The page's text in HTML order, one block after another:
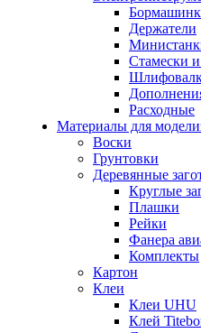
Держатели
Стамески
Расходные
Материалы для
Воски
Грунтовки
Деревянные
Круглые
Плашки
Рейки
Фанера
Комплекты
Картон
Клеи
Клеи UHU
Клей